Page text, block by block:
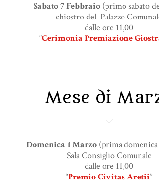
Sabato 7 Febbraio (primo sabato
chiostro del Palazzo
dalle ore 11,00
“Cerimonia Premiazione
Mese di
Domenica 1 Marzo(prima domenica
Sala Consiglio Comunale
dalle ore 11,00
“Premio Civitas Aretii”